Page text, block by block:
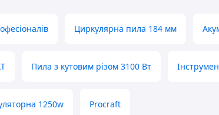
Циркулярна пила 184 мм
Пила з кутовим різом 3100 Вт
1250w Procraft